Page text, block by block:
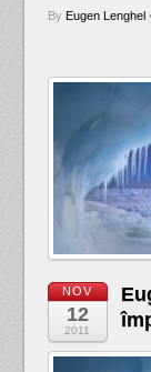
By Eugen Lenghel
NOV
12
2011